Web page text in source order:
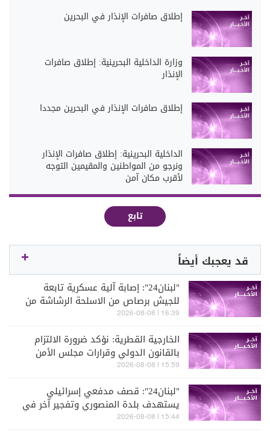
إطلاق صافرات الإنذار في البحرين
وزارة الداخلية البحرينية: إطلاق صافرات
الإنذار
إطلاق صافرات الإنذار في البحرين مجددا
الداخلية البحرينية: إطلاق صافرات الإنذار
ونرجو من المواطنين والمقيمين التوجه
لأقرب مكان آمن
تابع
قد يعجبك أيضاً
"لبنان24": إصابة آلية عسكرية تابعة
للجيش برصاص من الاسلحة الرشاشة من
قبل الجيش الإسرائيلي عند مثلث الخيام-
16:39 | 2026-08-08
الخارجية القطرية: نؤكد ضرورة الالتزام
بالقانون الدولي وقرارات مجلس الأمن
ورفض ما يهدد الأمن وحرية الملاحة
15:59 | 2026-08-08
"لبنان24": قصف مدفعي إسرائيلي
يستهدف بلدة المنصوري وتفجير آخر في
حداثا
15:44 | 2026-08-08